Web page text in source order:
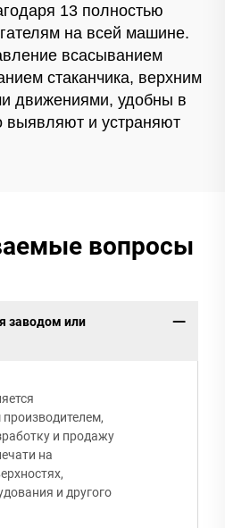
13 полностью
на всей машине.
всасыванием
стаканчика, верхним
движениями, удобны в
выявляют и устраняют
вопросы
заводом или
и продажу
на
и другого